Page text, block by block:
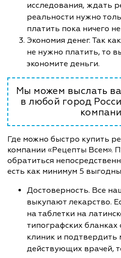
исследования, ждать
реальности нужно
платить пока ничего
Экономия денег. Так
не нужно платить, то
экономите деньги.
Мы можем выслать
в любой город
Где можно быстро купить
компании «Рецепты Всем».
обратиться
есть как минимум 5
Достоверность. Все
выкупают лекарство.
на таблетки на
типографских
клиник и подтвердить
действующих врачей,